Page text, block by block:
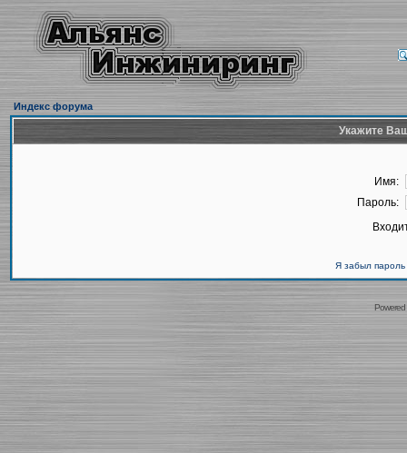
Индекс форума
Укажите
Имя:
Пароль:
Я забыл пароль